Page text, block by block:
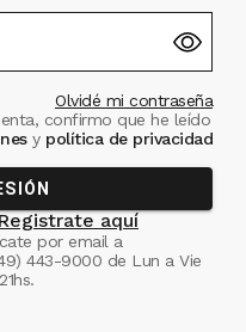
Olvidé mi contraseña
confirmo que he leído
ypolítica de privacidad
Registrate aquí
por email a
443-9000 de Lun a Vie